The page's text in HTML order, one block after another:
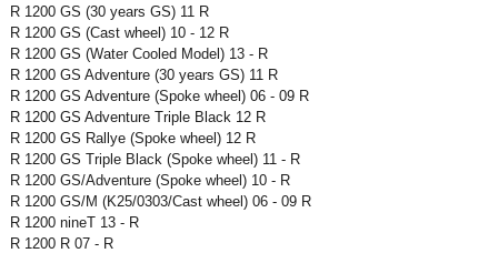
R 1200 GS (30 years GS) 11 R
R 1200 GS (Cast wheel) 10 - 12 R
R 1200 GS (Water Cooled Model) 13 - R
R 1200 GS Adventure (30 years GS) 11 R
R 1200 GS Adventure (Spoke wheel) 06 - 09 R
R 1200 GS Adventure Triple Black 12 R
R 1200 GS Rallye (Spoke wheel) 12 R
R 1200 GS Triple Black (Spoke wheel) 11 - R
R 1200 GS/Adventure (Spoke wheel) 10 - R
R 1200 GS/M (K25/0303/Cast wheel) 06 - 09 R
R 1200 nineT 13 - R
R 1200 R 07 - R